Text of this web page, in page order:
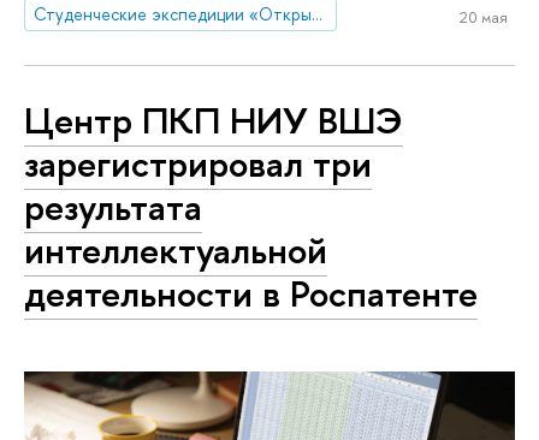
Студенческие экспедиции «Открываем Россию заново»
20 мая
Центр ПКП НИУ ВШЭ
зарегистрировал три
результата
интеллектуальной
деятельности в Роспатенте